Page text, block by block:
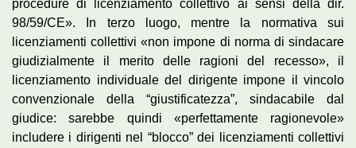
procedure di licenziamento collettivo ai sensi della dir.
98/59/CE». In terzo luogo, mentre la normativa sui
licenziamenti collettivi «non impone di norma di sindacare
giudizialmente il merito delle ragioni del recesso», il
licenziamento individuale del dirigente impone il vincolo
convenzionale della “giustificatezza”, sindacabile dal
giudice: sarebbe quindi «perfettamente ragionevole»
includere i dirigenti nel “blocco” dei licenziamenti collettivi